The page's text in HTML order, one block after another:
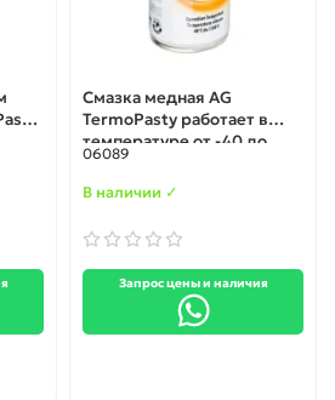
Смазка медная AG
TermoPasty работает в
температуре от -40 до
+1100С. 100 мл. (AGT-151)
06089
В наличии ✓
Запрос цены и наличия